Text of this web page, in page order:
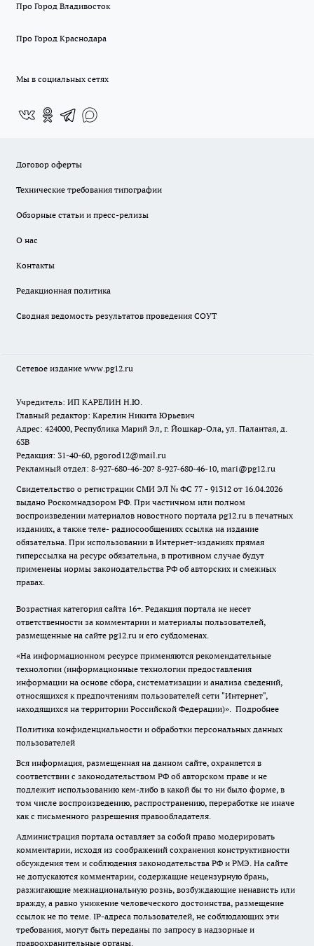
Про Город Владивосток
Про Город Краснодара
Мы в социальных сетях
Договор оферты
Технические требования типографии
Обзорные статьи и пресс-релизы
О нас
Контакты
Редакционная политика
Сводная ведомость результатов проведения СОУТ
Сетевое издание www.pg12.ru
Учредитель: ИП КАРЕЛИН Н.Ю.
Главный редактор: Карелин Никита Юрьевич
Адрес: 424000, Республика Марий Эл, г. Йошкар-Ола, ул. Палантая, д.
63В
Редакция: 31-40-60, pgorod12@mail.ru
Рекламный отдел: 8-927-680-46-20? 8-927-680-46-10, mari@pg12.ru
Свидетельство о регистрации СМИ ЭЛ № ФС 77 - 91312 от 16.04.2026
выдано Роскомнадзором РФ. При частичном или полном
воспроизведении материалов новостного портала pg12.ru в печатных
изданиях, а также теле- радиосообщениях ссылка на издание
обязательна. При использовании в Интернет-изданиях прямая
гиперссылка на ресурс обязательна, в противном случае будут
применены нормы законодательства РФ об авторских и смежных
правах.
Возрастная категория сайта 16+. Редакция портала не несет
ответственности за комментарии и материалы пользователей,
размещенные на сайте pg12.ru и его субдоменах.
«На информационном ресурсе применяются рекомендательные
технологии (информационные технологии предоставления
информации на основе сбора, систематизации и анализа сведений,
относящихся к предпочтениям пользователей сети "Интернет",
находящихся на территории Российской Федерации)». Подробнее
Политика конфиденциальности и обработки персональных данных
пользователей
Вся информация, размещенная на данном сайте, охраняется в
соответствии с законодательством РФ об авторском праве и не
подлежит использованию кем-либо в какой бы то ни было форме, в
том числе воспроизведению, распространению, переработке не иначе
как с письменного разрешения правообладателя.
Администрация портала оставляет за собой право модерировать
комментарии, исходя из соображений сохранения конструктивности
обсуждения тем и соблюдения законодательства РФ и РМЭ. На сайте
не допускаются комментарии, содержащие нецензурную брань,
разжигающие межнациональную рознь, возбуждающие ненависть или
вражду, а равно унижение человеческого достоинства, размещение
ссылок не по теме. IP-адреса пользователей, не соблюдающих эти
требования, могут быть переданы по запросу в надзорные и
правоохранительные органы.